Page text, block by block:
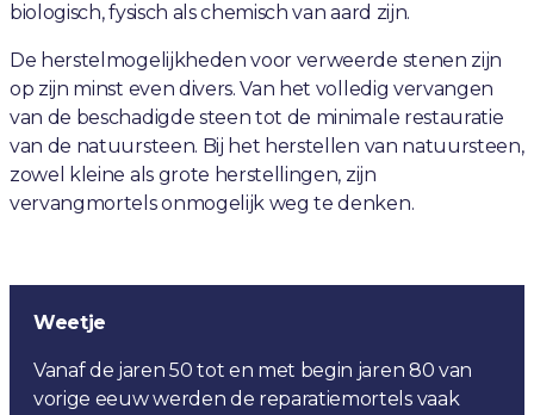
biologisch, fysisch als chemisch van aard zijn.
De herstelmogelijkheden voor verweerde stenen zijn
op zijn minst even divers. Van het volledig vervangen
van de beschadigde steen tot de minimale restauratie
van de natuursteen. Bij het herstellen van natuursteen,
zowel kleine als grote herstellingen, zijn
vervangmortels onmogelijk weg te denken.
Weetje
Vanaf de jaren 50 tot en met begin jaren 80 van
vorige eeuw werden de reparatiemortels vaak